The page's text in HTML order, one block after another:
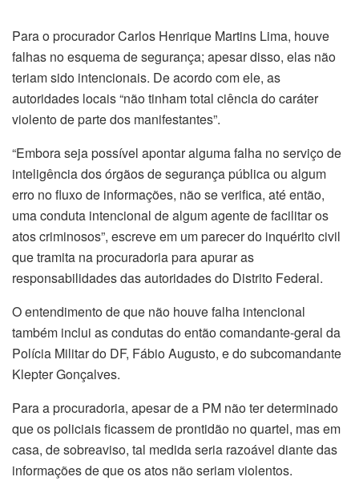
Para o procurador Carlos Henrique Martins Lima, houve
falhas no esquema de segurança; apesar disso, elas não
teriam sido intencionais. De acordo com ele, as
autoridades locais “não tinham total ciência do caráter
violento de parte dos manifestantes”.
“Embora seja possível apontar alguma falha no serviço de
inteligência dos órgãos de segurança pública ou algum
erro no fluxo de informações, não se verifica, até então,
uma conduta intencional de algum agente de facilitar os
atos criminosos”, escreve em um parecer do inquérito civil
que tramita na procuradoria para apurar as
responsabilidades das autoridades do Distrito Federal.
O entendimento de que não houve falha intencional
também inclui as condutas do então comandante-geral da
Polícia Militar do DF, Fábio Augusto, e do subcomandante
Klepter Gonçalves.
Para a procuradoria, apesar de a PM não ter determinado
que os policiais ficassem de prontidão no quartel, mas em
casa, de sobreaviso, tal medida seria razoável diante das
informações de que os atos não seriam violentos.